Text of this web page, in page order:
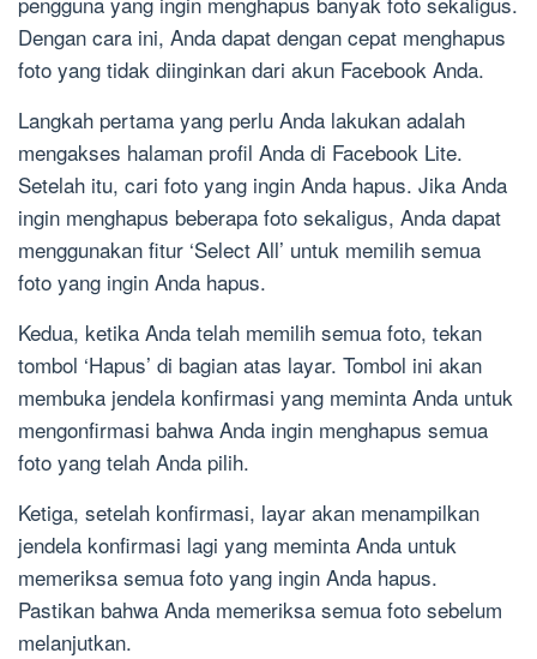
Dengan cara ini, Anda dapat dengan cepat menghapus
foto yang tidak diinginkan dari akun Facebook Anda.
Langkah pertama yang perlu Anda lakukan adalah
mengakses halaman profil Anda di Facebook Lite.
Setelah itu, cari foto yang ingin Anda hapus. Jika Anda
ingin menghapus beberapa foto sekaligus, Anda dapat
menggunakan fitur ‘Select All’ untuk memilih semua
foto yang ingin Anda hapus.
Kedua, ketika Anda telah memilih semua foto, tekan
tombol ‘Hapus’ di bagian atas layar. Tombol ini akan
membuka jendela konfirmasi yang meminta Anda untuk
mengonfirmasi bahwa Anda ingin menghapus semua
foto yang telah Anda pilih.
Ketiga, setelah konfirmasi, layar akan menampilkan
jendela konfirmasi lagi yang meminta Anda untuk
memeriksa semua foto yang ingin Anda hapus.
Pastikan bahwa Anda memeriksa semua foto sebelum
melanjutkan.